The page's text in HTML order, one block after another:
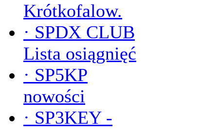
Krótkofalow.
· SPDX CLUB
Lista osiągnięć
· SP5KP
nowości
· SP3KEY -